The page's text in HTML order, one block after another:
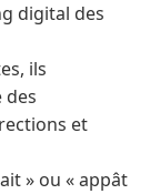
digital des
ils
des
et
» ou « appât